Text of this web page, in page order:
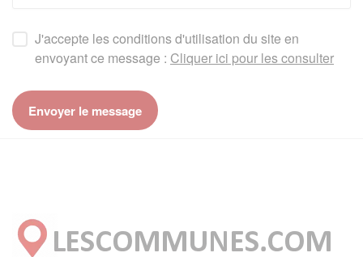
J'accepte les conditions d'utilisation du site en
envoyant ce message : Cliquer ici pour les consulter